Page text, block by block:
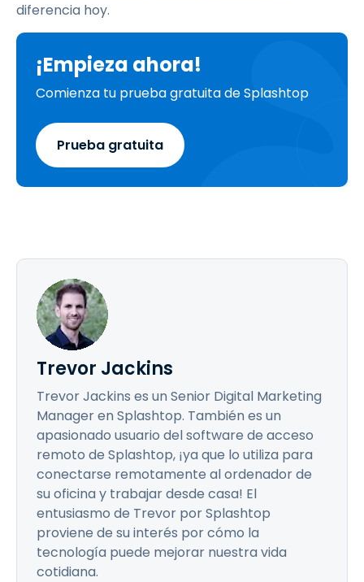
diferencia hoy.
¡Empieza ahora!
Comienza tu prueba gratuita de Splashtop
Prueba gratuita
Trevor Jackins
Trevor Jackins es un Senior Digital Marketing
Manager en Splashtop. También es un
apasionado usuario del software de acceso
remoto de Splashtop, ¡ya que lo utiliza para
conectarse remotamente al ordenador de
su oficina y trabajar desde casa! El
entusiasmo de Trevor por Splashtop
proviene de su interés por cómo la
tecnología puede mejorar nuestra vida
cotidiana.